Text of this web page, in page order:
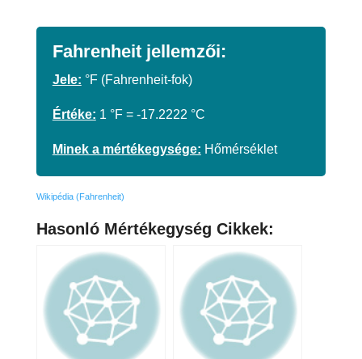
Fahrenheit jellemzői:
Jele: °F (Fahrenheit-fok)
Értéke: 1 °F = -17.2222 °C
Minek a mértékegysége: Hőmérséklet
Wikipédia (Fahrenheit)
Hasonló Mértékegység Cikkek: